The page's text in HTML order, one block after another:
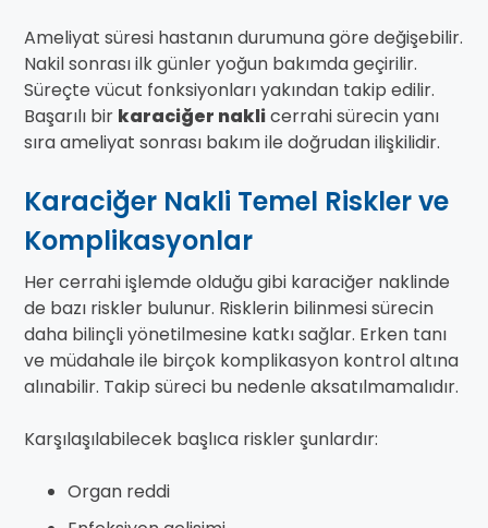
Ameliyat süresi hastanın durumuna göre değişebilir.
Nakil sonrası ilk günler yoğun bakımda geçirilir.
Süreçte vücut fonksiyonları yakından takip edilir.
Başarılı bir karaciğer naklicerrahi sürecin yanı
sıra ameliyat sonrası bakım ile doğrudan ilişkilidir.
Karaciğer Nakli Temel Riskler ve
Komplikasyonlar
Her cerrahi işlemde olduğu gibi karaciğer naklinde
de bazı riskler bulunur. Risklerin bilinmesi sürecin
daha bilinçli yönetilmesine katkı sağlar. Erken tanı
ve müdahale ile birçok komplikasyon kontrol altına
alınabilir. Takip süreci bu nedenle aksatılmamalıdır.
Karşılaşılabilecek başlıca riskler şunlardır:
Organ reddi